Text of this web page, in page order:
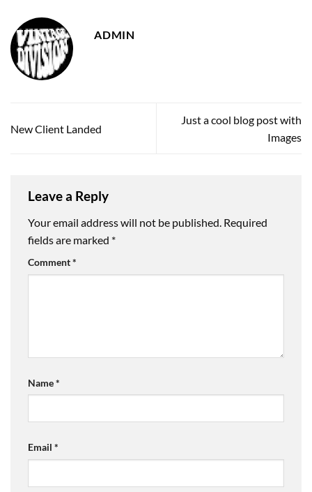
ADMIN
New Client Landed
Just a cool blog post with
Images
Leave a Reply
Your email address will not be published. Required
fields are marked *
Comment*
Name*
Email *